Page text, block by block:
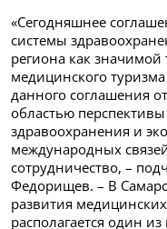
«Сегодняшнее
системы
региона как значимой
медицинского
данного соглашения
областью
здравоохранения и
международных
сотрудничество, –
Федорищев. – В
развития
располагается один